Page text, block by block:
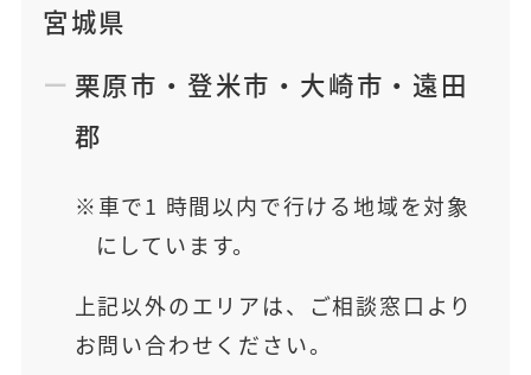
宮城県
栗原市 ・ 登米市 ・ 大崎市 ・ 遠田
郡
車で1 時間以内で行ける地域を対象
にしています。
上記以外のエリアは、ご相談窓口より
お問い合わせください。